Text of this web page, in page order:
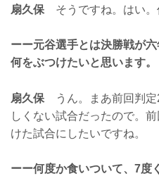
扇久保 そうですね。はい。
ーー元谷選手とは決勝戦が
何をぶつけたいと思います。
扇久保 うん。まあ前回判定
しくない試合だったので。
けた試合にしたいですね。
ーー何度か食いついて、7度